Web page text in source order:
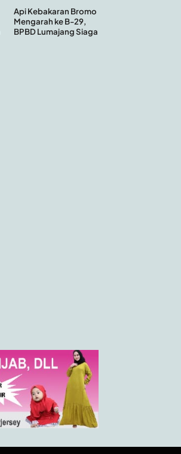
Api Kebakaran Bromo
Mengarah ke B-29,
BPBD Lumajang Siaga